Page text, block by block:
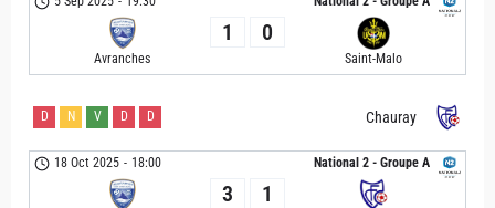
Avranches
1 0
Saint-Malo
Chauray
D N V D D
National 2 - Groupe A
18 Oct 2025 - 18:00
3 1